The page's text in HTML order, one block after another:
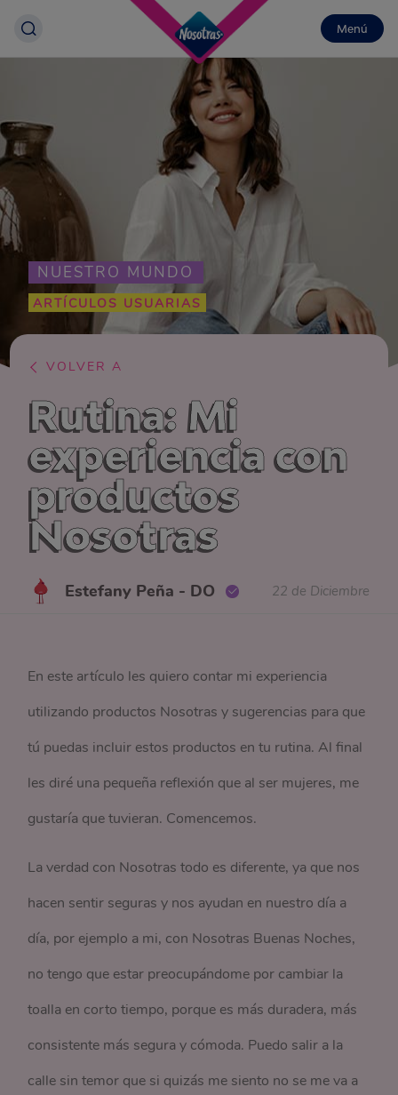
Menú
NUESTRO MUNDO
ARTÍCULOS USUARIAS
VOLVER A
Rutina: Mi
experiencia con
productos
Nosotras
Estefany Peña - DO 22 de Diciembre
En este artículo les quiero contar mi experiencia
utilizando productos Nosotras y sugerencias para que
tú puedas incluir estos productos en tu rutina. Al final
les diré una pequeña reflexión que al ser mujeres, me
gustaría que tuvieran. Comencemos.
La verdad con Nosotras todo es diferente, ya que nos
hacen sentir seguras y nos ayudan en nuestro día a
día, por ejemplo a mi, con Nosotras Buenas Noches,
no tengo que estar preocupándome por cambiar la
toalla en corto tiempo, porque es más duradera, más
consistente más segura y cómoda. Puedo salir a la
calle sin temor que si quizás me siento no se me va a